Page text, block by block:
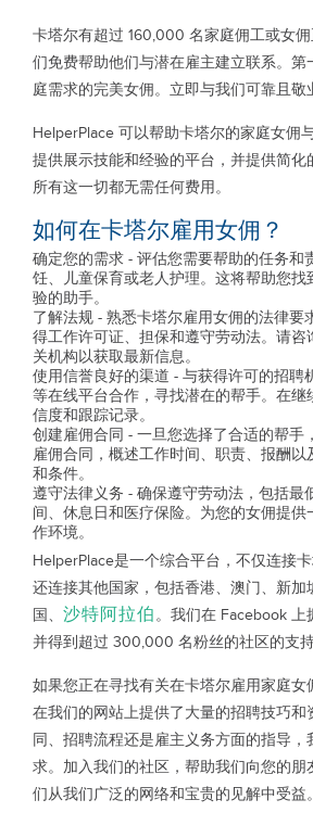
卡塔尔有超过 160,000 名家庭佣工或女
们免费帮助他们与潜在雇主建立联系。第
庭需求的完美女佣。立即与我们可靠且敬
HelperPlace 可以帮助卡塔尔的家庭女佣
提供展示技能和经验的平台，并提供简化
所有这一切都无需任何费用。
如何在卡塔尔雇用女佣？
确定您的需求 - 评估您需要帮助的任务和
饪、儿童保育或老人护理。这将帮助您找
验的助手。
了解法规 - 熟悉卡塔尔雇用女佣的法律要
得工作许可证、担保和遵守劳动法。请咨
关机构以获取最新信息。
使用信誉良好的渠道 - 与获得许可的招聘
等在线平台合作，寻找潜在的帮手。在继
信度和跟踪记录。
创建雇佣合同 - 一旦您选择了合适的帮手
雇佣合同，概述工作时间、职责、报酬以
和条件。
遵守法律义务 - 确保遵守劳动法，包括最
间、休息日和医疗保险。为您的女佣提供
作环境。
HelperPlace是一个综合平台，不仅连接
还连接其他国家，包括香港、澳门、新加
国、 沙特阿拉伯。我们在 Facebook 上
并得到超过 300,000 名粉丝的社区的支持
如果您正在寻找有关在卡塔尔雇用家庭女
在我们的网站上提供了大量的招聘技巧和
同、招聘流程还是雇主义务方面的指导，
求。加入我们的社区，帮助我们向您的朋
们从我们广泛的网络和宝贵的见解中受益。